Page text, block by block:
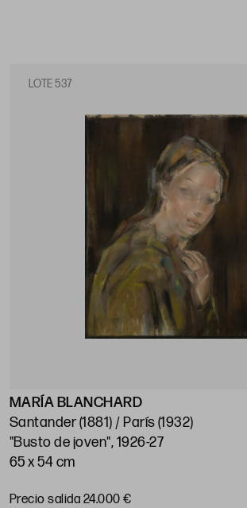
LOTE 537
MARÍA BLANCHARD
Santander (1881) / París (1932)
"Busto de joven", 1926-27
65 x 54 cm
Precio salida 24.000 €